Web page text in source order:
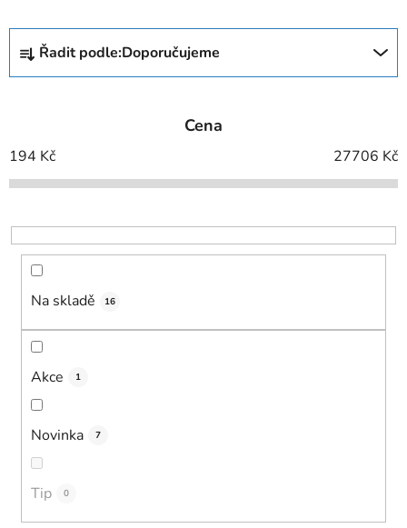
Ř
z
í
p
o
d
Řadit podle:Doporučujeme
Cena
194 Kč 27706 Kč
Na skladě 16
Akce 1
Novinka 7
Tip 0